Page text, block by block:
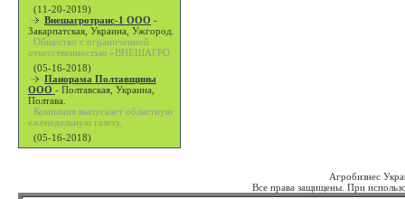
(11-20-2019)
Внешагротранс-1 ООО -
Закарпатская, Украина, Ужгород.
Общество с ограниченной
ответственностью «ВНЕШАГРО
(05-16-2018)
Панорама Полтавщины
ООО - Полтавская, Украина,
Полтава.
Компания выпускает областную
еженедельную газету,
(05-16-2018)
Агробизнес
Все права защищены. При